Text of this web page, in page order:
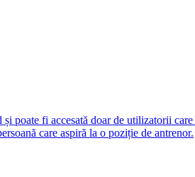
poate fi accesată doar de utilizatorii
care aspiră la o poziție de antrenor.